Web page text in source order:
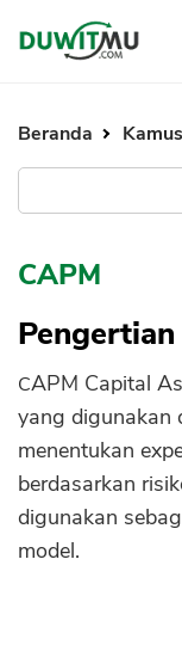
Investasi
Pengeluaran
Asuransi
Mengelola
Kartu Kredit
KPR
Pinjaman Online
Hutang
Pinjaman
Kartu Kredit
KTA
KPR
Kredit Usaha
Pinjaman
Broker Forex
Sekuritas Saham
Beranda
Rumus CAPM
Contoh
Riset soal
Expected
Perbedaan
CAPM
Pengertian
CAPM Capital Asset Pricing Model adalah model
yang digunakan
menentukan
berdasarkan
digunakan
model.